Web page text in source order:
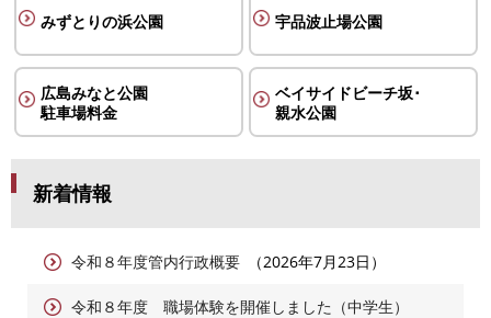
みずとりの浜公園 宇品波止場公園
広島みなと公園
駐車場料金
ベイサイドビーチ坂･
親水公園
新着情報
令和８年度管内行政概要 2026年7月23日
令和８年度 職場体験を開催しました（中学生）